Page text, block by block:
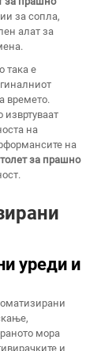
за сопла,
алат за
така е
времето.
извртуваат
на
на
за прашно
уреди и
мора
и